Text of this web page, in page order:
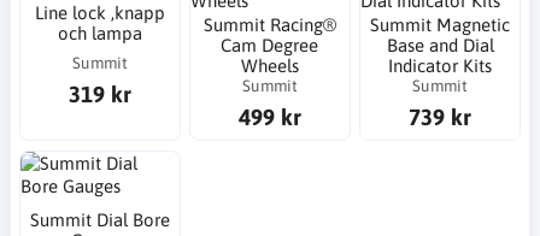
Line lock ,knapp
och lampa
Summit
319 kr
Summit Racing®
Cam Degree
Wheels
Summit
499 kr
Summit Magnetic
Base and Dial
Indicator Kits
Summit
739 kr
Summit Dial Bore